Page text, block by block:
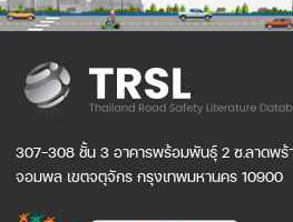
307-308 ชั้น 3 อาคารพร้อมพันธุ์ 2 ซ.ลาดพร้
จอมพล เขตจตุจักร กรุงเทพมหานคร 10900